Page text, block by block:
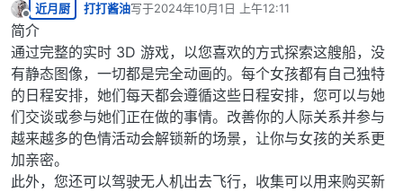
离线
近月厨 打打酱油写于2024年10月1日 上午12:11
最后由 编辑
简介
通过完整的实时 3D 游戏，以您喜欢的方式探索这艘船，没
有静态图像，一切都是完全动画的。每个女孩都有自己独特
的日程安排，她们每天都会遵循这些日程安排，您可以与她
们交谈或参与她们正在做的事情。改善你的人际关系并参与
越来越多的色情活动会解锁新的场景，让你与女孩的关系更
加亲密。
此外，您还可以驾驶无人机出去飞行，收集可以用来购买新